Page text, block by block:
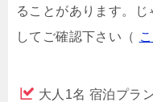
ることがあります。
してご確認下さい（
大人1名 宿泊プラ